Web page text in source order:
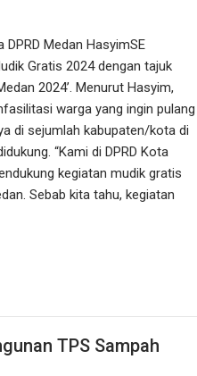
Medan HasyimSE
Gratis 2024 dengan tajuk
2024’. Menurut Hasyim,
warga yang ingin pulang
di sejumlah kabupaten/kota di
“Kami di DPRD Kota
kegiatan mudik gratis
Sebab kita tahu, kegiatan
TPS Sampah